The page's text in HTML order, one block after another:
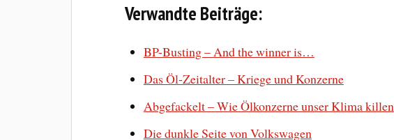
Verwandte Beiträge:
BP-Busting – And the winner is…
Das Öl-Zeitalter – Kriege und Konzerne
Abgefackelt – Wie Ölkonzerne unser Klima killen
Die dunkle Seite von Volkswagen